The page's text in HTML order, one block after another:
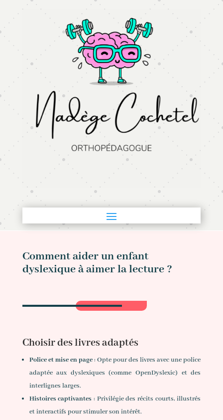
Comment aider un enfant
dyslexique à aimer la lecture ?
Choisir des livres adaptés
Police et mise en page: Opte pour des livres avec une police
adaptée aux dyslexiques (comme OpenDyslexic) et des
interlignes larges.
Histoires captivantes : Privilégie des récits courts, illustrés
et interactifs pour stimuler son intérêt.